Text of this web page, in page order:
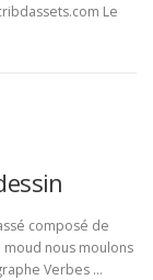
Le
composé de
nous moulons
Verbes …